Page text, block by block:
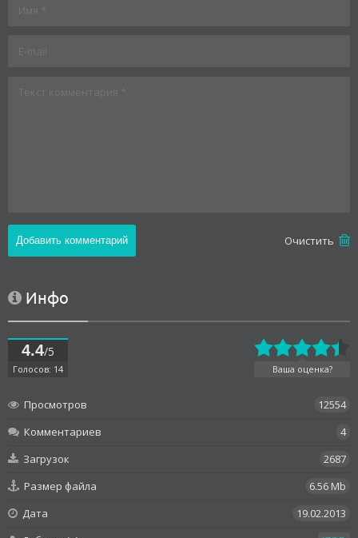
Oчистить
Инфо
4.4/5
Голосов: 14 Ваша оценка?
Просмотров
12554
Комментариев
4
Загрузок
2687
Размер файла
6.56 Mb
Дата
19.02.2013